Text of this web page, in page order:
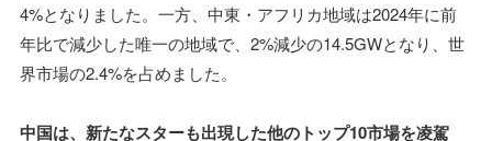
4%となりました。一方、中東・アフリカ地域は2024年に前
年比で減少した唯一の地域で、2%減少の14.5GWとなり、世
界市場の2.4%を占めました。
中国は、新たなスターも出現した他のトップ10市場を凌駕